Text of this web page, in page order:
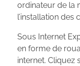
ordinateur de la
l’installation des
Sous Internet
en forme de
internet. Cliquez